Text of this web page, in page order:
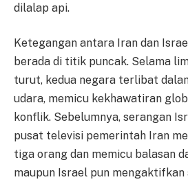
dilalap api.
Ketegangan antara Iran dan
berada di titik puncak. Selama
turut, kedua negara terlibat
udara, memicu kekhawatiran
konflik. Sebelumnya, serangan
pusat televisi pemerintah Iran
tiga orang dan memicu balasan
maupun Israel pun